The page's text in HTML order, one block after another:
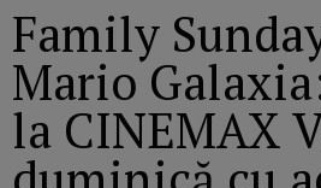
Family
Mario
la CINEMAX